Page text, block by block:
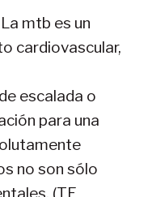
La mtb es un
cardiovascular,
escalada o
para una
no son sólo
(TE